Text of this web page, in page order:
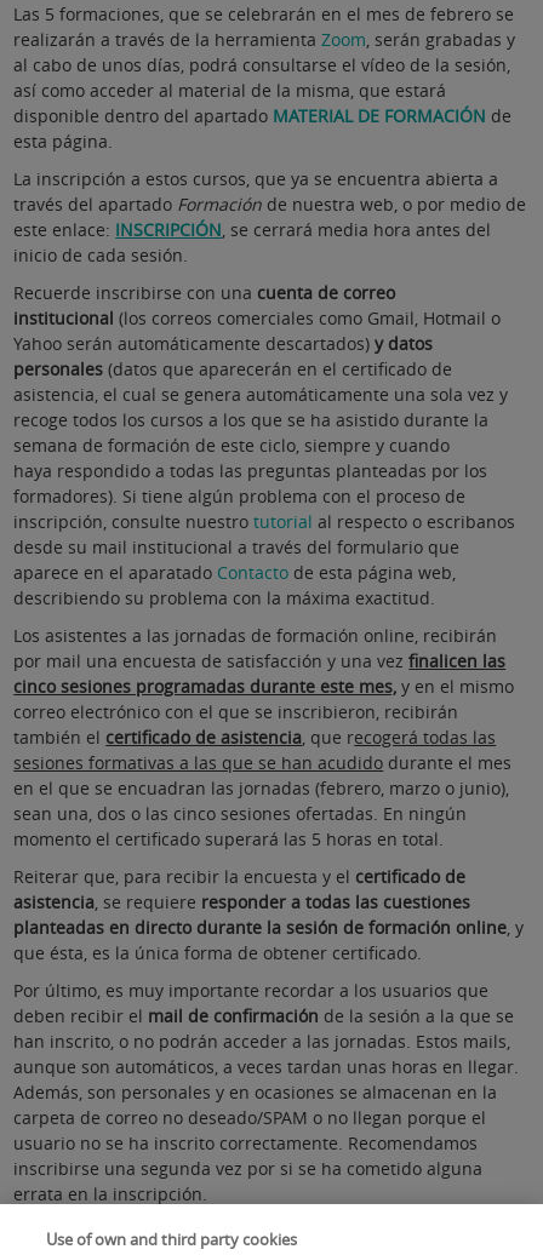
Las 5 formaciones, que se celebrarán en el mes de febrero se
realizarán a través de la herramientaZoom , serán grabadas y
al cabo de unos días, podrá consultarse el vídeo de la sesión,
así como acceder al material de la misma, que estará
disponible dentro del apartado MATERIAL DE FORMACIÓN de
esta página.
La inscripción a estos cursos, que ya se encuentra abierta a
través del apartado Formación de nuestra web, o por medio de
este enlace: INSCRIPCIÓN , se cerrará media hora antes del
inicio de cada sesión.
Recuerde inscribirse con una cuenta de correo
institucional(los correos comerciales como Gmail, Hotmail o
Yahoo serán automáticamente descartados) y datos
personales (datos que aparecerán en el certificado de
asistencia, el cual se genera automáticamente una sola vez y
recoge todos los cursos a los que se ha asistido durante la
semana de formación de este ciclo, siempre y cuando
haya respondido a todas las preguntas planteadas por los
formadores). Si tiene algún problema con el proceso de
inscripción, consulte nuestrotutorial al respecto o escribanos
desde su mail institucional a través del formulario que
aparece en el aparatado Contacto de esta página web,
describiendo su problema con la máxima exactitud.
Los asistentes a las jornadas de formación online, recibirán
por mail una encuesta de satisfacción y una vez finalicen las
cinco sesiones programadas durante este mes, y en el mismo
correo electrónico con el que se inscribieron, recibirán
también el certificado de asistencia , que recogerá todas las
sesiones formativas a las que se han acudido durante el mes
en el que se encuadran las jornadas (febrero, marzo o junio),
sean una, dos o las cinco sesiones ofertadas. En ningún
momento el certificado superará las 5 horas en total.
Reiterar que, para recibir la encuesta y el certificado de
asistencia , se requiere responder a todas las cuestiones
planteadas en directo durante la sesión de formación online , y
que ésta, es la única forma de obtener certificado.
Por último, es muy importante recordar a los usuarios que
deben recibir el mail de confirmación de la sesión a la que se
han inscrito, o no podrán acceder a las jornadas. Estos mails,
aunque son automáticos, a veces tardan unas horas en llegar.
Además, son personales y en ocasiones se almacenan en la
carpeta de correo no deseado/SPAM o no llegan porque el
usuario no se ha inscrito correctamente. Recomendamos
inscribirse una segunda vez por si se ha cometido alguna
errata en la inscripción.
IMPORTANTE:UNA VEZ INSCRITOS, RECIBIRÁN
Use of own and third party cookies